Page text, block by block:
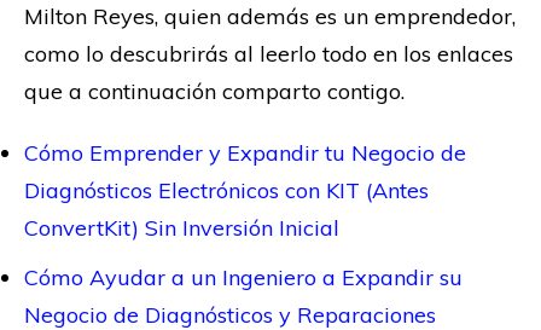
Milton Reyes, quien además es un emprendedor,
como lo descubrirás al leerlo todo en los enlaces
que a continuación comparto contigo.
Cómo Emprender y Expandir tu Negocio de
Diagnósticos Electrónicos con KIT (Antes
ConvertKit) Sin Inversión Inicial
Cómo Ayudar a un Ingeniero a Expandir su
Negocio de Diagnósticos y Reparaciones